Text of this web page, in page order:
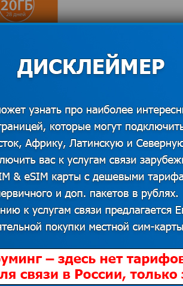
В случае наличия прав на данный
вопроса о корректном указании
в Европе: 10
стране, то первое, что
дорожного движения,
что в Европе очень
на дороге нет
случаях не избежать. А за
кармана, поэтому перед тем,